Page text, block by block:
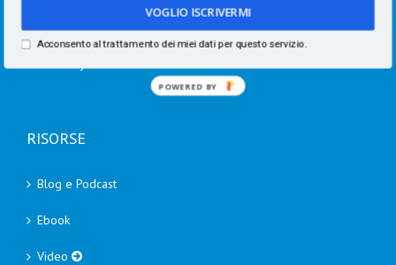
Speaking
RISORSE
Blog e Podcast
Ebook
Video
VOGLIO ISCRIVERMI
Acconsento al trattamento dei miei dati per questo servizio.
POWERED BY